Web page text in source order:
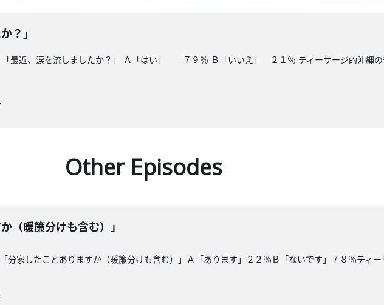
？」
「最近、涙を流しましたか？」 Ａ「はい」 ７９％ Ｂ「いいえ」 ２１％ ティーサージ的沖縄
Other Episodes
（暖簾分けも含む）」
分家したことありますか（暖簾分けも含む）」Ａ「あります」２２％Ｂ「ないです」７８％ティ